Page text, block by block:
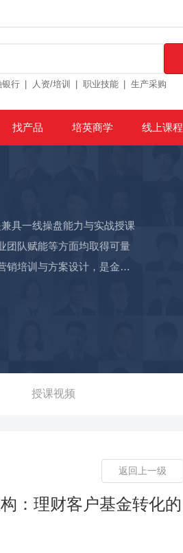
银行 人资/培训 职业技能 生产采购
找产品 培英商学 线上课程
具一线操盘能力与实战授课
团队赋能等方面均取得可量
销培训与方案设计，是金融
公募端：累计公募基金募集
例； 优势二：银行渠道运营
含地方银行）、券商类金融
南某分行定制营销方案，助
年期交保险目标； 4）资产
客户户均资产由720万提升至
授课视频
返回上一级
：理财客户基金转化的